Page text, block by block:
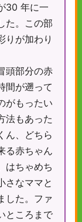
30 年に一
た。この部
りが加わり
頭部分の赤
間が遡って
がもったい
法もあった
ん、どちら
る赤ちゃん
はちゃめち
さなママと
した。ファ
ところまで